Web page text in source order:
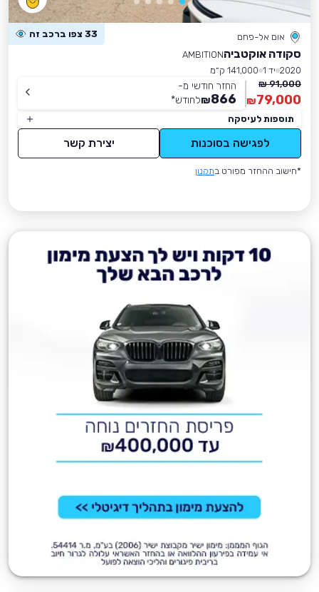
אום אל-פחם 33 צפו ברכב זה
סקודה אוקטביהAMBITION
2020 יד 1
141,000 ק״מ
91,000 ₪
79,000
₪
החזר חודשי מ-
866
₪לחודש*
תוספות לעיסקה
לפגישה בסוכנות יצירת קשר
*חישוב ההחזר מפורט בתקנון